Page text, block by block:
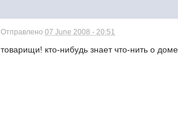
Отправлено07 June 2008 - 20:51
товарищи! кто-нибудь знает что-нить о